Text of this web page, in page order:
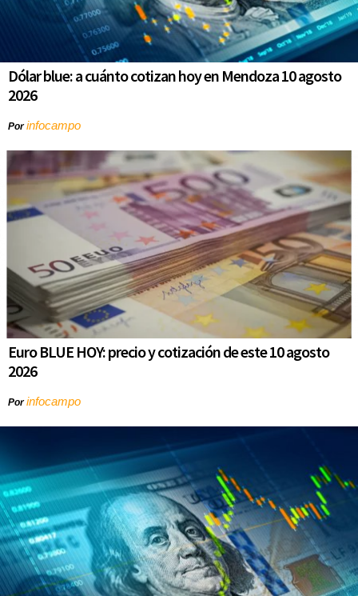
Dólar blue: a cuánto cotizan hoy en Mendoza 10 agosto
2026
Porinfocampo
Euro BLUE HOY: precio y cotización de este 10 agosto
2026
Porinfocampo